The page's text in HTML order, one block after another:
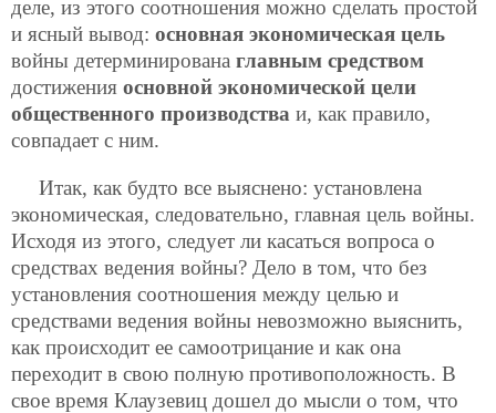
деле, из этого соотношения можно сделать простой
и ясный вывод: основная экономическая цель
войны детерминирована главным средством
достижения основной экономической цели
общественного производства и, как правило,
совпадает с ним.
Итак, как будто все выяснено: установлена
экономическая, следовательно, главная цель войны.
Исходя из этого, следует ли касаться вопроса о
средствах ведения войны? Дело в том, что без
установления соотношения между целью и
средствами ведения войны невозможно выяснить,
как происходит ее самоотрицание и как она
переходит в свою полную противоположность. В
свое время Клаузевиц дошел до мысли о том, что